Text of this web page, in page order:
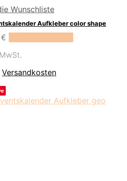
Wunschliste
Aufkleber color shape
€
Versandkosten